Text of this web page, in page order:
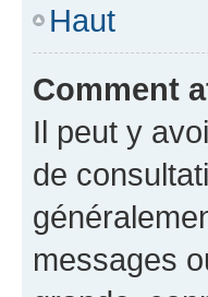
Haut
Comment
Il peut y
de
messages